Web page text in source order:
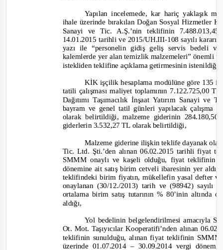
Yapılan incelemede, kar hariç yaklaşık
ihale üzerinde bırakılan Doğan Sosyal Hizmetler
Sanayi ve Tic. A.Ş.’nin teklifinin
14.01.2015 tarihli ve 2015/UH.III-108 sayılı
yazı ile “personelin gidiş geliş servis bedeli
kalemlerde yer alan temizlik malzemeleri” önemli
istekliden teklifine açıklama getirmesinin
KİK işçilik hesaplama modülüne göre 135
tatili çalışması maliyet toplamının 7.122.725,00
Dağıtımı Taşımacılık İnşaat Yatırım Sanayi
bayram ve genel tatil günleri yapılacak çalışma
olarak belirtildiği, malzeme giderinin
giderlerin 3.532,27 TL olarak belirtildiği,
Malzeme giderine ilişkin teklife dayanak
Tic. Ltd. Şti.’den alınan 06.02.2015 tarihli fiyat
SMMM onaylı ve kaşeli olduğu, fiyat teklifinin
dönemine ait satış birim cetveli ibaresinin yer
teklifindeki birim fiyatın, mükellefin yasal defter
onaylanan (30/12./2013) tarih ve (98942) sayılı
ortalama birim satış tutarının % 80’inin altında
aldığı,
Yol bedelinin belgelendirilmesi amacıyla
Ot. Mot. Taşıyıcılar Kooperatifi’nden alınan
teklifinin sunulduğu, alınan fiyat teklifinin
üzerinde 01.07.2014 – 30.09.2014 vergi